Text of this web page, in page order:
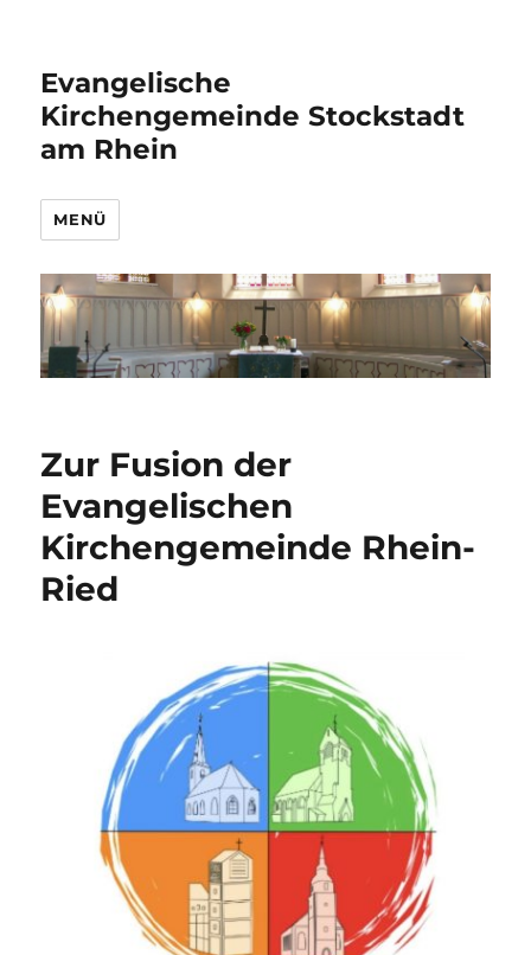
Evangelische
Kirchengemeinde Stockstadt
am Rhein
MENÜ
Zur Fusion der
Evangelischen
Kirchengemeinde Rhein-
Ried